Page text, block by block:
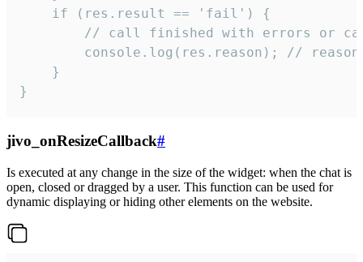
    if (res.result == 'fail') {
// call finished with errors or
console.log(res.reason); //
    }
}
jivo_onResizeCallback#
Is executed at any change in the size of the widget: when the chat is
open, closed or dragged by a user. This function can be used for
dynamic displaying or hiding other elements on the website.